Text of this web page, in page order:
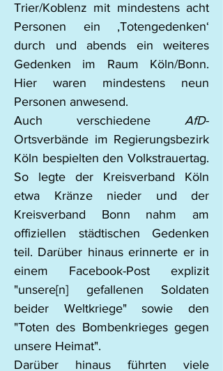
Trier/Koblenz mit mindestens acht
Personen ein ‚Totengedenken‘
durch und abends ein weiteres
Gedenken im Raum Köln/Bonn.
Hier waren mindestens neun
Personen anwesend.
Auch verschiedene AfD-
Ortsverbände im Regierungsbezirk
Köln bespielten den Volkstrauertag.
So legte der Kreisverband Köln
etwa Kränze nieder und der
Kreisverband Bonn nahm am
offiziellen städtischen Gedenken
teil. Darüber hinaus erinnerte er in
einem Facebook-Post explizit
"unsere[n] gefallenen Soldaten
beider Weltkriege" sowie den
"Toten des Bombenkrieges gegen
unsere Heimat".
Darüber hinaus führten viele